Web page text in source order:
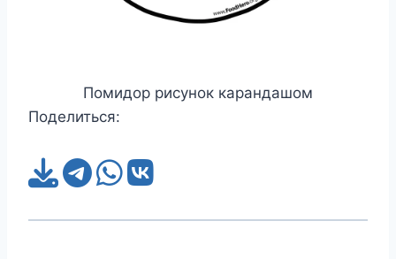
Помидор рисунок карандашом
Поделиться: